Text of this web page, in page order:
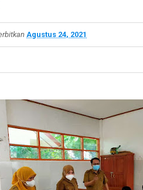
Agustus 24, 2021